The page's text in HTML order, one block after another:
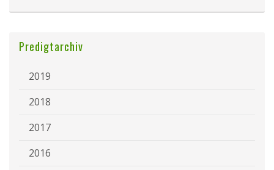
Predigtarchiv
2019
2018
2017
2016